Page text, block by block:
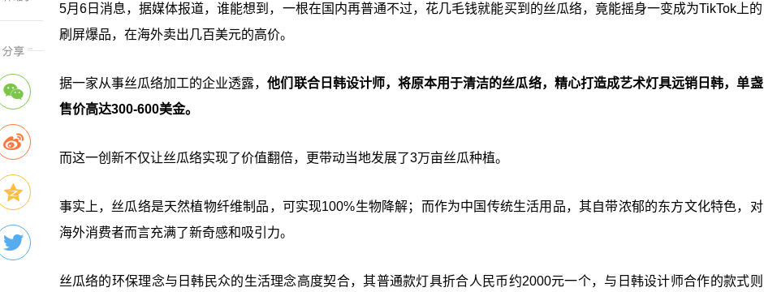
5月6日消息，据媒体报道，谁能想到，一根在国内再普通不过，花几毛钱就能买到的丝瓜络，竟能摇身一变成为TikTok上的
刷屏爆品，在海外卖出几百美元的高价。
据一家从事丝瓜络加工的企业透露，他们联合日韩设计师，将原本用于清洁的丝瓜络，精心打造成艺术灯具远销日韩，单盏
售价高达300-600美金。
而这一创新不仅让丝瓜络实现了价值翻倍，更带动当地发展了3万亩丝瓜种植。
事实上，丝瓜络是天然植物纤维制品，可实现100%生物降解；而作为中国传统生活用品，其自带浓郁的东方文化特色，对
海外消费者而言充满了新奇感和吸引力。
丝瓜络的环保理念与日韩民众的生活理念高度契合，其普通款灯具折合人民币约2000元一个，与日韩设计师合作的款式则